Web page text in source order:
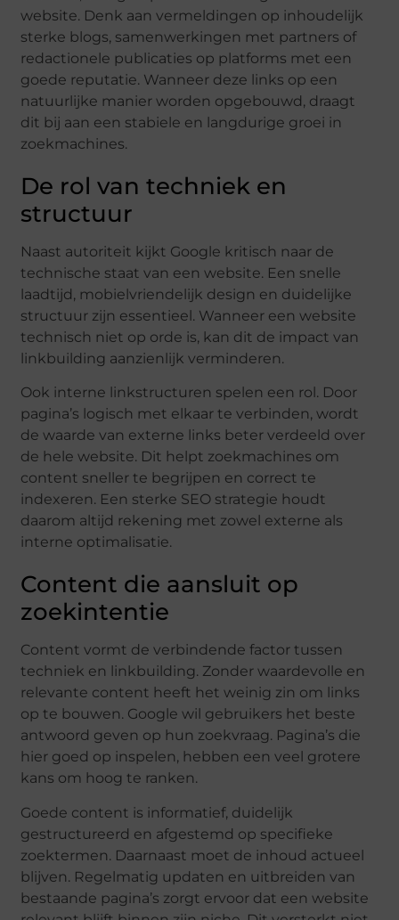
website. Denk aan vermeldingen op inhoudelijk
sterke blogs, samenwerkingen met partners of
redactionele publicaties op platforms met een
goede reputatie. Wanneer deze links op een
natuurlijke manier worden opgebouwd, draagt
dit bij aan een stabiele en langdurige groei in
zoekmachines.
De rol van techniek en
structuur
Naast autoriteit kijkt Google kritisch naar de
technische staat van een website. Een snelle
laadtijd, mobielvriendelijk design en duidelijke
structuur zijn essentieel. Wanneer een website
technisch niet op orde is, kan dit de impact van
linkbuilding aanzienlijk verminderen.
Ook interne linkstructuren spelen een rol. Door
pagina’s logisch met elkaar te verbinden, wordt
de waarde van externe links beter verdeeld over
de hele website. Dit helpt zoekmachines om
content sneller te begrijpen en correct te
indexeren. Een sterke SEO strategie houdt
daarom altijd rekening met zowel externe als
interne optimalisatie.
Content die aansluit op
zoekintentie
Content vormt de verbindende factor tussen
techniek en linkbuilding. Zonder waardevolle en
relevante content heeft het weinig zin om links
op te bouwen. Google wil gebruikers het beste
antwoord geven op hun zoekvraag. Pagina’s die
hier goed op inspelen, hebben een veel grotere
kans om hoog te ranken.
Goede content is informatief, duidelijk
gestructureerd en afgestemd op specifieke
zoektermen. Daarnaast moet de inhoud actueel
blijven. Regelmatig updaten en uitbreiden van
bestaande pagina’s zorgt ervoor dat een website